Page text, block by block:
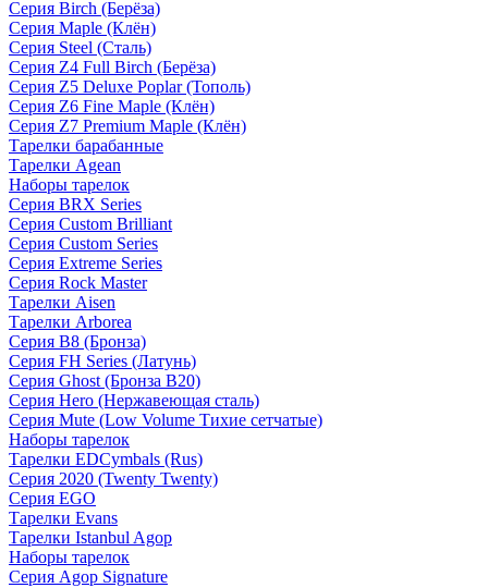
Серия Birch (Берёза)
Серия Maple (Клён)
Серия Steel (Сталь)
Серия Z4 Full Birch (Берёза)
Серия Z5 Deluxe Poplar (Тополь)
Серия Z6 Fine Maple (Клён)
Серия Z7 Premium Maple (Клён)
Тарелки барабанные
Тарелки Agean
Наборы тарелок
Серия BRX Series
Серия Custom Brilliant
Серия Custom Series
Серия Extreme Series
Серия Rock Master
Тарелки Aisen
Тарелки Arborea
Серия B8 (Бронза)
Серия FH Series (Латунь)
Серия Ghost (Бронза B20)
Серия Hero (Нержавеющая сталь)
Серия Mute (Low Volume Тихие сетчатые)
Наборы тарелок
Тарелки EDCymbals (Rus)
Серия 2020 (Twenty Twenty)
Серия EGO
Тарелки Evans
Тарелки Istanbul Agop
Наборы тарелок
Серия Agop Signature